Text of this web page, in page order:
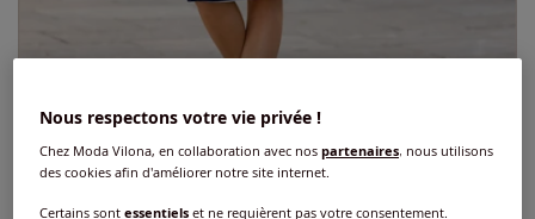
Nous respectons votre vie privée !
Chez Moda Vilona, en collaboration avec nospartenaires, nous utilisons
des cookies afin d'améliorer notre site internet.
Certains sontessentiels et ne requièrent pas votre consentement.